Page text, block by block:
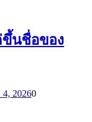
ขึ้นชื่อของ
20260